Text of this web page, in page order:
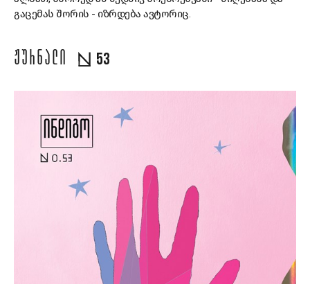
გაცემას შორის - იზრდება ავტორიც.
ᲟᲣᲠᲜᲐᲚᲘ 53